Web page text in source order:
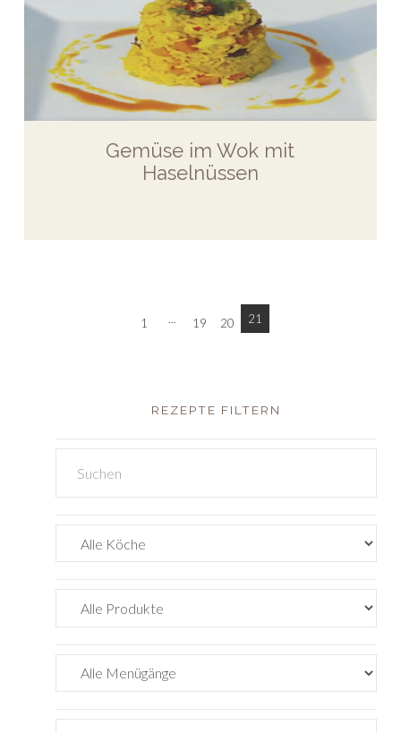
Gemüse im Wok mit
Haselnüssen
1 ... 19 20 21
REZEPTE FILTERN